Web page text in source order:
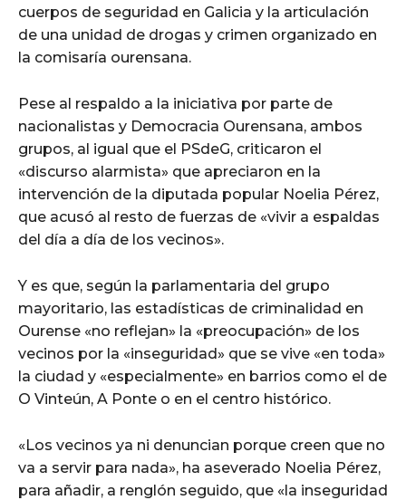
cuerpos de seguridad en Galicia y la articulación
de una unidad de drogas y crimen organizado en
la comisaría ourensana.
Pese al respaldo a la iniciativa por parte de
nacionalistas y Democracia Ourensana, ambos
grupos, al igual que el PSdeG, criticaron el
«discurso alarmista» que apreciaron en la
intervención de la diputada popular Noelia Pérez,
que acusó al resto de fuerzas de «vivir a espaldas
del día a día de los vecinos».
Y es que, según la parlamentaria del grupo
mayoritario, las estadísticas de criminalidad en
Ourense «no reflejan» la «preocupación» de los
vecinos por la «inseguridad» que se vive «en toda»
la ciudad y «especialmente» en barrios como el de
O Vinteún, A Ponte o en el centro histórico.
«Los vecinos ya ni denuncian porque creen que no
va a servir para nada», ha aseverado Noelia Pérez,
para añadir, a renglón seguido, que «la inseguridad